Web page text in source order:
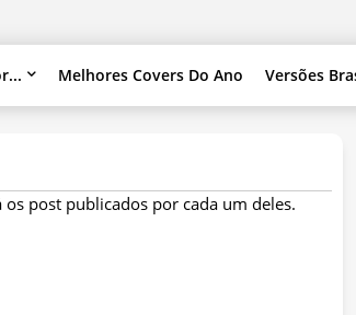
Melhores Covers Do Ano Versões
os post publicados por cada um deles.